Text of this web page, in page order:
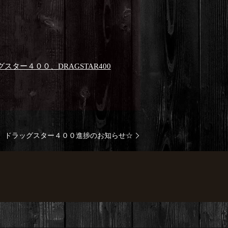
スター４００、DRAGSTAR400
ドラッグスター４００進捗のお知らせ☆